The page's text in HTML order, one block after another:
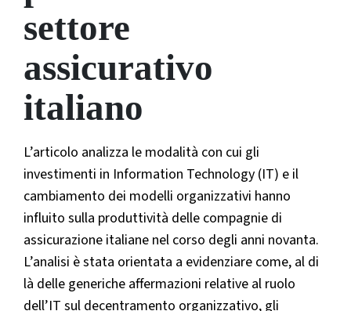
settore
assicurativo
italiano
L’articolo analizza le modalità con cui gli
investimenti in Information Technology (IT) e il
cambiamento dei modelli organizzativi hanno
influito sulla produttività delle compagnie di
assicurazione italiane nel corso degli anni novanta.
L’analisi è stata orientata a evidenziare come, al di
là delle generiche affermazioni relative al ruolo
dell’IT sul decentramento organizzativo, gli